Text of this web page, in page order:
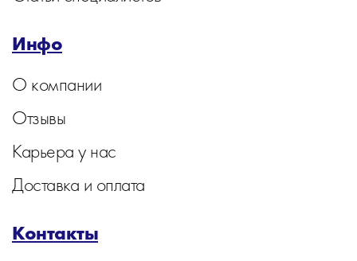
Инфо
О компании
Отзывы
Карьера у нас
Доставка и оплата
Контакты